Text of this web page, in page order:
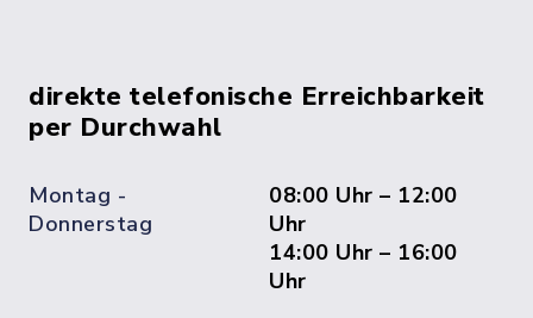
direkte telefonische Erreichbarkeit
per Durchwahl
Montag -
Donnerstag
08:00 Uhr – 12:00
Uhr
14:00 Uhr – 16:00
Uhr